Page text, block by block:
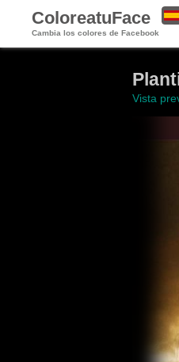
ColoreatuFace
Cambia los colores de Facebook
Vista